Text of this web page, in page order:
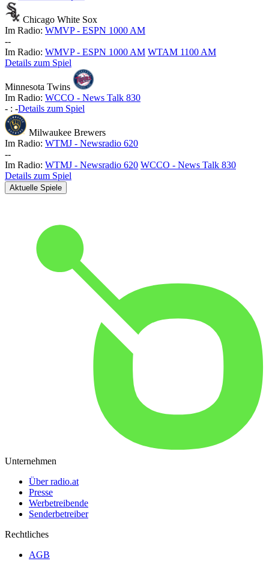
Chicago White Sox
Im Radio: WMVP - ESPN 1000 AM
--
Im Radio: WMVP - ESPN 1000 AM WTAM 1100 AM
Details zum Spiel
Minnesota Twins
Im Radio: WCCO - News Talk 830
- : -Details zum Spiel
Milwaukee Brewers
Im Radio: WTMJ - Newsradio 620
--
Im Radio: WTMJ - Newsradio 620 WCCO - News Talk 830
Details zum Spiel
Aktuelle Spiele
Unternehmen
Über radio.at
Presse
Werbetreibende
Senderbetreiber
Rechtliches
AGB